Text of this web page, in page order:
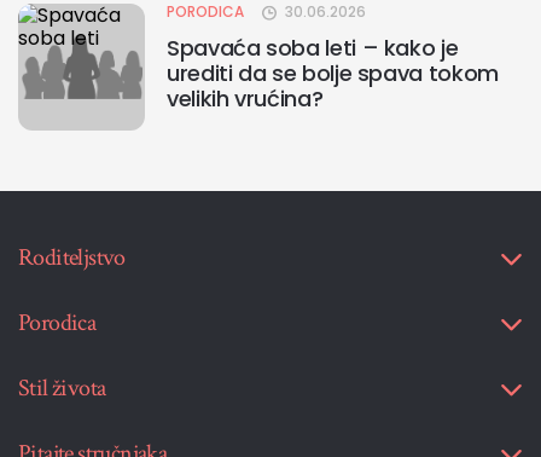
PORODICA 30.06.2026
Spavaća soba leti – kako je
urediti da se bolje spava tokom
velikih vrućina?
Roditeljstvo
Porodica
Stil života